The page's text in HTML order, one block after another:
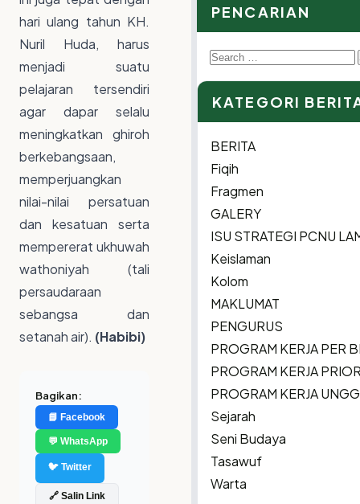
hari ulang tahun KH.
Nuril Huda, harus
menjadi suatu
pelajaran tersendiri
agar dapar selalu
meningkatkan ghiroh
berkebangsaan,
memperjuangkan
nilai-nilai persatuan
dan kesatuan serta
mempererat ukhuwah
wathoniyah (tali
persaudaraan
sebangsa dan
setanah air). (Habibi)
Bagikan:
📘 Facebook
💬 WhatsApp
🐦 Twitter
🔗 Salin Link
PENCARIAN
Search
for:
KATEGORI
BERITA
Fiqih
Fragmen
GALERY
ISU STRATEGI PCNU
Keislaman
Kolom
MAKLUMAT
PENGURUS
PROGRAM KERJA PER
PROGRAM KERJA
PROGRAM KERJA
Sejarah
Seni Budaya
Tasawuf
Warta